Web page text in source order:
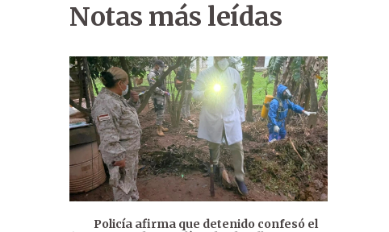
Notas más leídas
Policía afirma que detenido confesó el